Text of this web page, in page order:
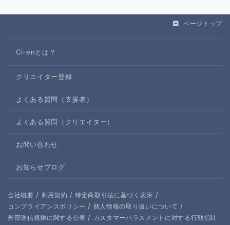
ページトップ
Ci-enとは？
クリエイター登録
よくある質問（支援者）
よくある質問（クリエイター）
お問い合わせ
お知らせブログ
会社概要 / 利用規約 / 特定商取引法に基づく表示 /
コンプライアンスポリシー / 個人情報の取り扱いについて /
外部送信規律に関する公表 / カスタマーハラスメントに対する行動指針